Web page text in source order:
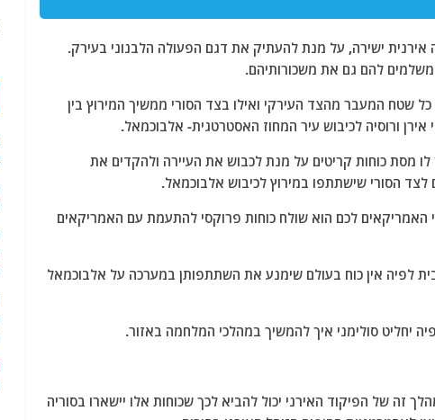
אירנית ישירה, על מנת להעתיק את דגם הפעולה הלבנוני בעירק.
המשלמים להם גם את משכורותיהם.
שטח המעבר מהצד העירקי ואילו בצד הסורי ממשיך המירוץ בין
אירן ורוסיה לכיבוש עיר המחוז האסטרטגית- אלבוכמאל.
מסת כוחות קריטים על מנת לכבוש את העיירה ולהקדים את
לצד הסורי שישתתפו במירוץ לכיבוש אלבוכמאל.
האמריקאים לכם הוא שולח כוחות פרוקסי להתעמת עם האמריקאים
לפיה אין כוח בעולם שימנע את השתתפותן במערכה על אלבוכמאל
יחליט סולימני איך להמשיך במהלכי המלחמה באזור.
של הפיקוד האירני יכול להביא לכך שכוחות אלו יישארו בסוריה